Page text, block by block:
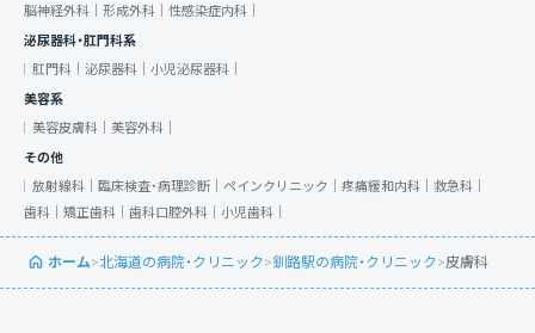
脳神経外科｜ 形成外科｜ 性感染症内科｜
泌尿器科・肛門科系
肛門科｜ 泌尿器科｜ 小児泌尿器科｜
美容系
美容皮膚科｜ 美容外科｜
その他
放射線科｜ 臨床検査・病理診断｜ ペインクリニック｜ 疼痛緩和内科｜ 救急科｜
歯科｜ 矯正歯科｜ 歯科口腔外科｜ 小児歯科｜
ホーム>北海道の病院・クリニック>釧路駅の病院・クリニック>皮膚科